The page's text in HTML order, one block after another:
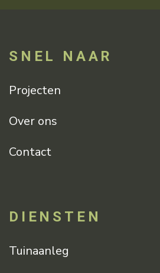
SNEL NAAR
Projecten
Over ons
Contact
DIENSTEN
Tuinaanleg